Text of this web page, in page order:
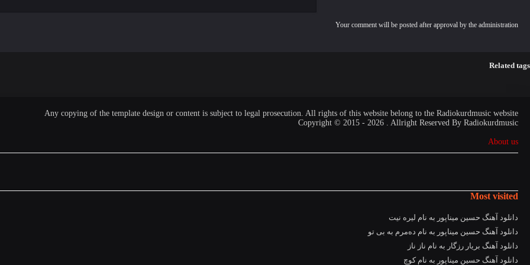
Your comment will be posted after approval by the administration
Related tags
Any copying of the template design or content is subject to legal prosecution. All rights of this website belong to the Radiokurdmusic website
Copyright © 2015 - 2026 . Allright Reserved By Radiokurdmusic
About us
Most visited
دانلود آهنگ حسین میناپور به نام لیره نیت
دانلود آهنگ حسین میناپور به نام دەمرم بە بی تو
دانلود آهنگ بریار رزگار به نام ناز ناز
دانلود آهنگ حسین میناپور به نام کوچ